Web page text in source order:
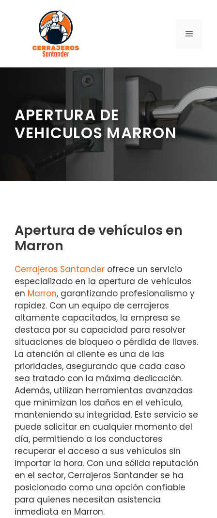
contenido
MENÚ
APERTURA DE
VEHICULOS MARRON
Apertura de vehículos en
Marron
Cerrajeros Santander ofrece un servicio
especializado en la apertura de vehículos
en Marron, garantizando profesionalismo y
rapidez. Con un equipo de cerrajeros
altamente capacitados, la empresa se
destaca por su capacidad para resolver
situaciones de bloqueo o pérdida de llaves.
La atención al cliente es una de las
prioridades, asegurando que cada caso
sea tratado con la máxima dedicación.
Además, utilizan herramientas avanzadas
que minimizan los daños en el vehículo,
manteniendo su integridad. Este servicio se
puede solicitar en cualquier momento del
día, permitiendo a los conductores
recuperar el acceso a sus vehículos sin
importar la hora. Con una sólida reputación
en el sector, Cerrajeros Santander se ha
posicionado como una opción confiable
para quienes necesitan asistencia
inmediata en Marron.